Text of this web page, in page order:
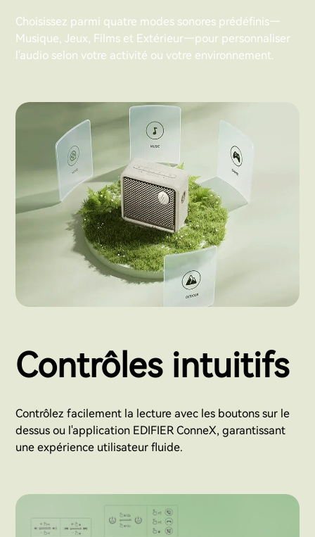
Choisissez parmi quatre modes sonores prédéfinis—
Musique, Jeux, Films et Extérieur—pour personnaliser
l'audio selon votre activité ou votre environnement.
Contrôles intuitifs
Contrôlez facilement la lecture avec les boutons sur le
dessus ou l'application EDIFIER ConneX, garantissant
une expérience utilisateur fluide.